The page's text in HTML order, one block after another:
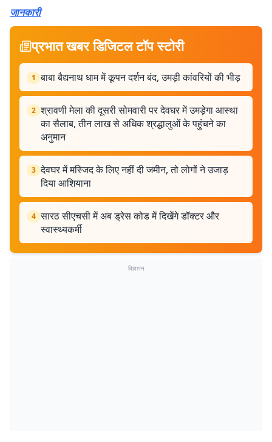
जानकारी
प्रभात खबर डिजिटल टॉप स्टोरी
1 बाबा बैद्यनाथ धाम में कूपन दर्शन बंद, उमड़ी कांवरियों की भीड़
2 श्रावणी मेला की दूसरी सोमवारी पर देवघर में उमड़ेगा आस्था
का सैलाब, तीन लाख से अधिक श्रद्धालुओं के पहुंचने का
अनुमान
3 देवघर में मस्जिद के लिए नहीं दी जमीन, तो लोगों ने उजाड़
दिया आशियाना
4 सारठ सीएचसी में अब ड्रेस कोड में दिखेंगे डॉक्टर और
स्वास्थ्यकर्मी
विज्ञापन